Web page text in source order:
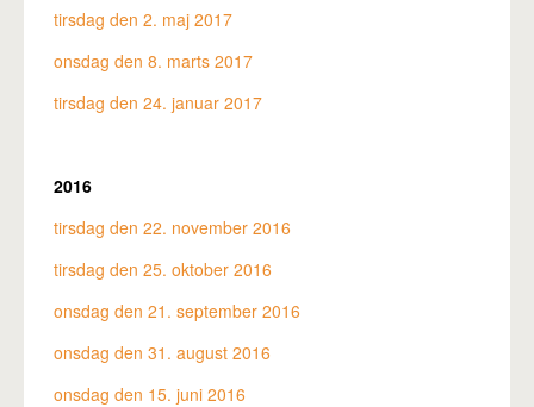
tirsdag den 2. maj 2017
onsdag den 8. marts 2017
tirsdag den 24. januar 2017
2016
tirsdag den 22. november 2016
tirsdag den 25. oktober 2016
onsdag den 21. september 2016
onsdag den 31. august 2016
onsdag den 15. juni 2016